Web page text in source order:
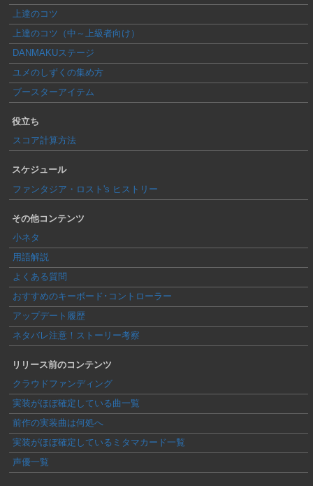
上達のコツ
上達のコツ（中～上級者向け）
DANMAKUステージ
ユメのしずくの集め方
ブースターアイテム
役立ち
スコア計算方法
スケジュール
ファンタジア・ロスト's ヒストリー
その他コンテンツ
小ネタ
用語解説
よくある質問
おすすめのキーボード･コントローラー
アップデート履歴
ネタバレ注意！ストーリー考察
リリース前のコンテンツ
クラウドファンディング
実装がほぼ確定している曲一覧
前作の実装曲は何処へ
実装がほぼ確定しているミタマカード一覧
声優一覧